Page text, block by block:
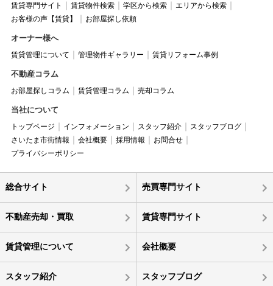
賃貸専門サイト 賃貸物件検索 学区から検索
エリアから検索
お客様の声【賃貸】
お部屋探し依頼
オーナー様へ
賃貸管理について 管理物件ギャラリー 賃貸リフォーム事例
不動産コラム
お部屋探しコラム 賃貸管理コラム 売却コラム
当社について
トップページ インフォメーション スタッフ紹介
スタッフブログ
さいたま市街情報
会社概要 採用情報
お問合せ
プライバシーポリシー
総合サイト 売買専門サイト
不動産売却・買取 賃貸専門サイト
賃貸管理について 会社概要
スタッフ紹介 スタッフブログ